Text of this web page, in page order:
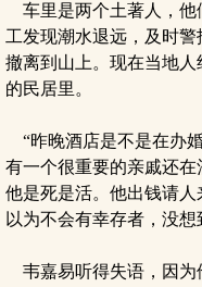
车里是两个土著人，他
工发现潮水退远，及时
撤离到山上。现在当地
的民居里。
“昨晚酒店是不是在办
有一个很重要的亲戚还
他是死是活。他出钱请
以为不会有幸存者，没
韦嘉易听得失语，因为